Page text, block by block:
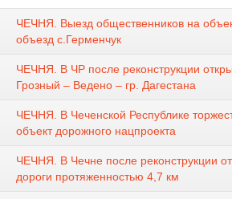
ЧЕЧНЯ. Выезд общественников на
объезд с.Герменчук
ЧЕЧНЯ. В ЧР после реконструкции
Грозный – Ведено – гр. Дагестана
ЧЕЧНЯ. В Чеченской Республике
объект дорожного нацпроекта
ЧЕЧНЯ. В Чечне после реконструкции
дороги протяженностью 4,7 км